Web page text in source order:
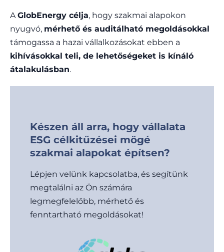
AGlobEnergy célja, hogy szakmai alapokon
nyugvó, mérhető és auditálható megoldásokkal
támogassa a hazai vállalkozásokat ebben a
kihívásokkal teli, de lehetőségeket is kínáló
átalakulásban.
Készen áll arra, hogy vállalata
ESG célkitűzései mögé
szakmai alapokat építsen?
Lépjen velünk kapcsolatba, és segítünk
megtalálni az Ön számára
legmegfelelőbb, mérhető és
fenntartható megoldásokat!